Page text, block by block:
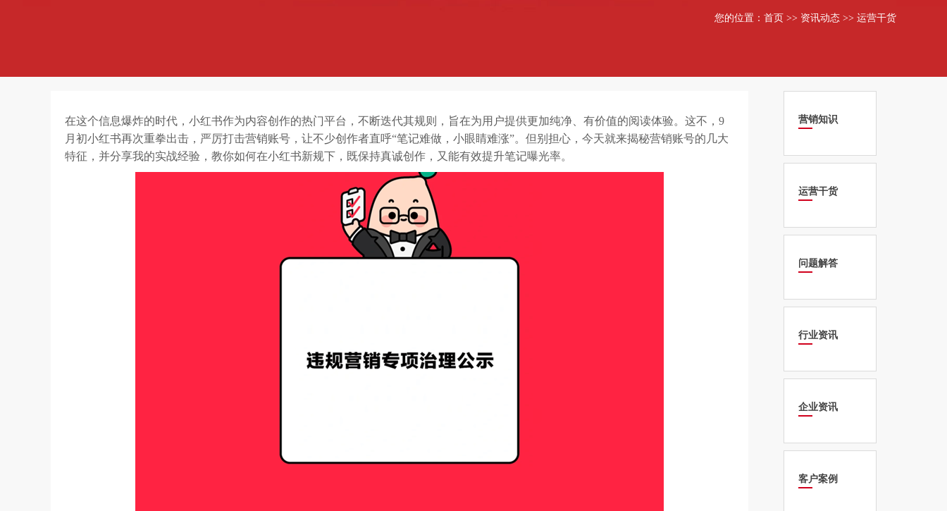
您的位置： 首页 >> 资讯动态 >> 运营干货
在这个信息爆炸的时代，小红书作为内容创作的热门平台，不断迭代其规则，旨在为用户提供更加纯净、有价值的阅读体验。这不，9
月初小红书再次重拳出击，严厉打击营销账号，让不少创作者直呼“笔记难做，小眼睛难涨”。但别担心，今天就来揭秘营销账号的几大
特征，并分享我的实战经验，教你如何在小红书新规下，既保持真诚创作，又能有效提升笔记曝光率。
营销知识
运营干货
问题解答
行业资讯
企业资讯
客户案例